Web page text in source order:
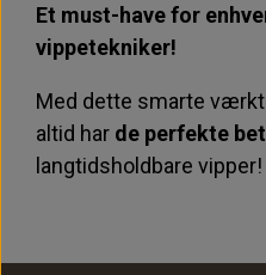
Et must-have for
vippetekniker!
Med dette smarte
altid har de perfekte
langtidsholdbare vipper!